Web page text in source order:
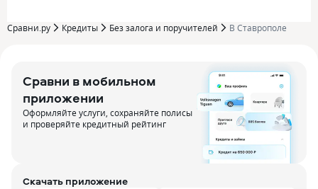
Сравни.ру Кредиты Без залога и поручителей В Ставрополе
Сравни в мобильном
приложении
Оформляйте услуги, сохраняйте полисы
и проверяйте кредитный рейтинг
Скачать приложение